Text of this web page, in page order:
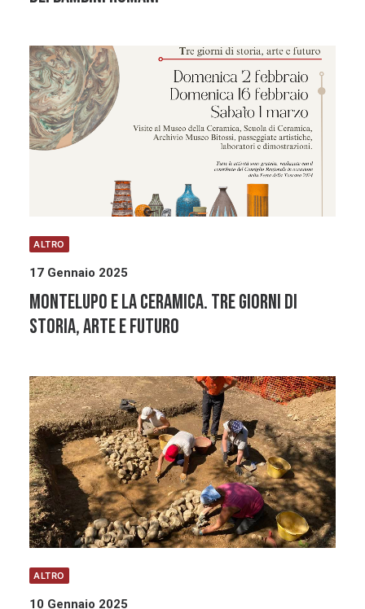
ALTRO
17 Gennaio 2025
MONTELUPO E LA CERAMICA. Tre giorni di
storia, arte e futuro
ALTRO
10 Gennaio 2025